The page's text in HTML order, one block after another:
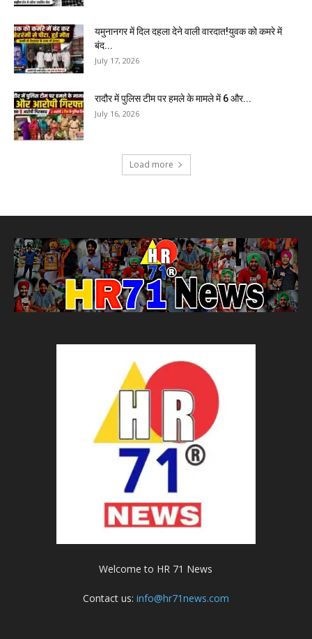
यमुनानगर में दिल दहला देने वाली वारदात!युवक को कमरे में
बंद...
July 17, 2026
रादौर में पुलिस टीम पर हमले के मामले में 6 और...
July 16, 2026
Load more
Welcome to HR 71 News
Contact us: info@hr71news.com